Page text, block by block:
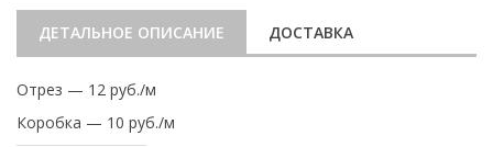
ДЕТАЛЬНОЕ ОПИСАНИЕ ДОСТАВКА
Отрез — 12 руб./м
Коробка — 10 руб./м